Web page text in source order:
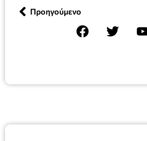
Προηγούμενο